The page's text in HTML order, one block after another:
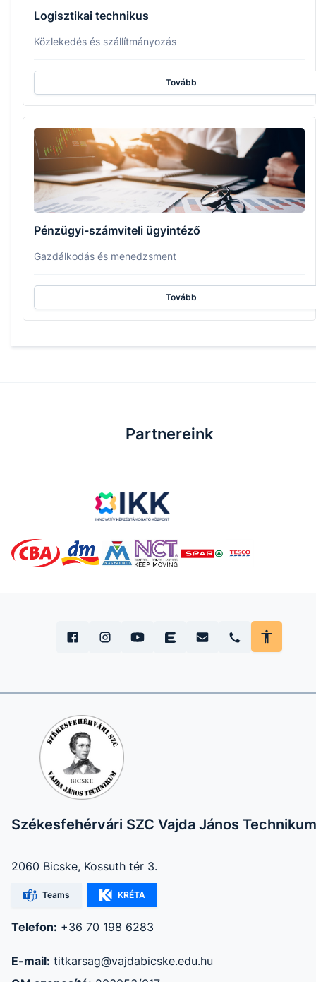
Logisztikai technikus
Közlekedés és szállítmányozás
Tovább
Pénzügyi-számviteli ügyintéző
Gazdálkodás és menedzsment
Tovább
Partnereink
Székesfehérvári SZC Vajda János Technikum
2060 Bicske, Kossuth tér 3.
Teams KRÉTA
Telefon: +36 70 198 6283
E-mail: titkarsag@vajdabicske.edu.hu